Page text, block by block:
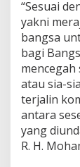
“Sesuai
yakni
bangsa
bagi
atau sia-
terjalin
antara
yang
R. H.